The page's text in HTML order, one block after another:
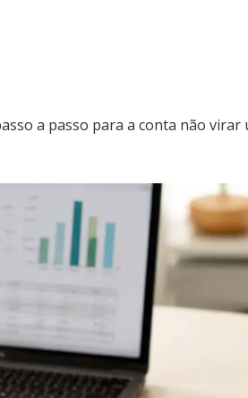
a passo para a conta não virar